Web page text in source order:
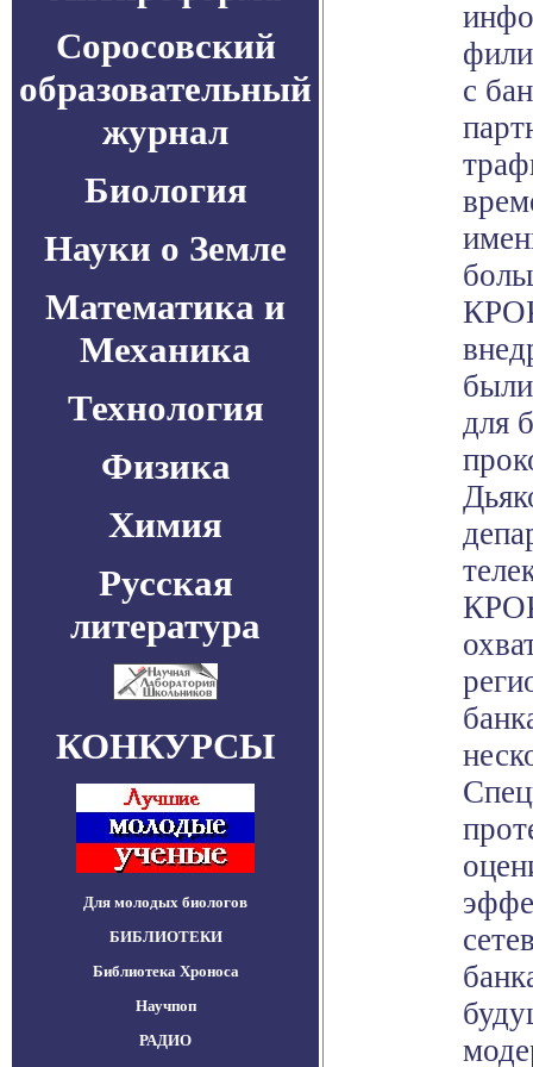
Соросовский
образовательный
журнал
Биология
Науки о Земле
Математика и
Механика
Технология
Физика
Химия
Русская
литература
КОНКУРСЫ
Для молодых биологов
БИБЛИОТЕКИ
Библиотека Хроноса
Научпоп
РАДИО
с
для